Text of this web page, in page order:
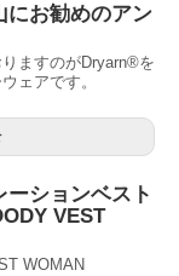
にお勧めのアン
ますのがDryarn®を
ェアです。
ションベスト
VEST
WOMAN